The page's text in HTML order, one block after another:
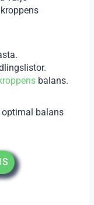
balans.
optimal balans